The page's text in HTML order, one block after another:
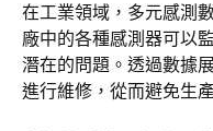
在工業領域，多元感測
廠中的各種感測器可以
潛在的問題。透過數據
進行維修，從而避免生